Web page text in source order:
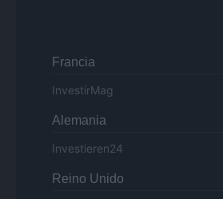
Francia
InvestirMag
Alemania
Investieren24
Reino Unido